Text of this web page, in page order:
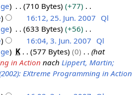
710 Bytes
+77
16:12, 25. Jun. 2007 Ql
633 Bytes
+56
16:04, 3. Jun. 2007 Ql
K 577 Bytes 0
hat
in Action nachLippert, Martin;
EXtreme Programming in Action